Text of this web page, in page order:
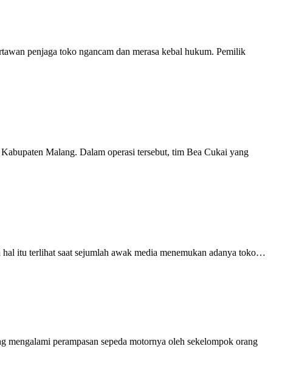
penjaga toko ngancam dan merasa kebal hukum. Pemilik
Malang. Dalam operasi tersebut, tim Bea Cukai yang
itu terlihat saat sejumlah awak media menemukan adanya toko…
perampasan sepeda motornya oleh sekelompok orang